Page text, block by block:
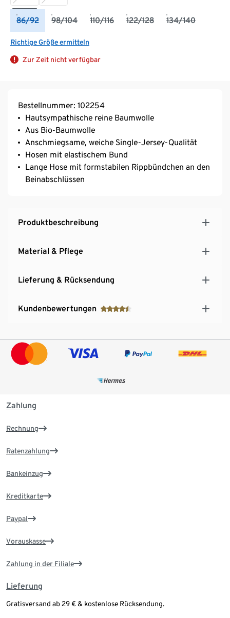
86/92 98/104 110/116 122/128 134/140
Richtige Größe ermitteln
Zur Zeit nicht verfügbar
Bestellnummer: 102254
Hautsympathische reine Baumwolle
Aus Bio-Baumwolle
Anschmiegsame, weiche Single-Jersey-Qualität
Hosen mit elastischem Bund
Lange Hose mit formstabilen Rippbündchen an den
Beinabschlüssen
Produktbeschreibung
Material & Pflege
Lieferung & Rücksendung
Kundenbewertungen
Zahlung
Rechnung
Ratenzahlung
Bankeinzug
Kreditkarte
Paypal
Vorauskasse
Zahlung in der Filiale
Lieferung
Gratisversand ab 29 € & kostenlose Rücksendung.